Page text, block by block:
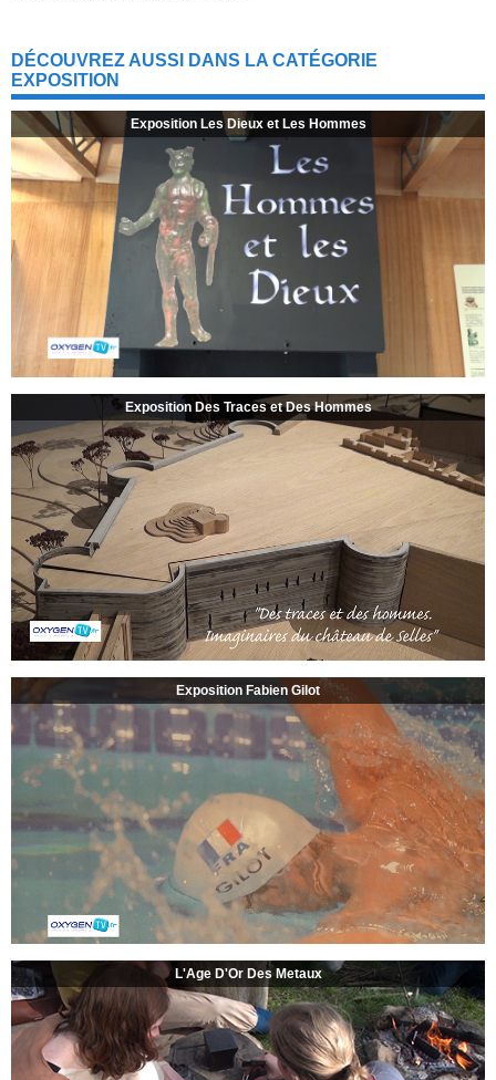
DÉCOUVREZ AUSSI DANS LA CATÉGORIE
EXPOSITION
Exposition Les Dieux et Les Hommes
Exposition Des Traces et Des Hommes
Exposition Fabien Gilot
L'Age D'Or Des Metaux